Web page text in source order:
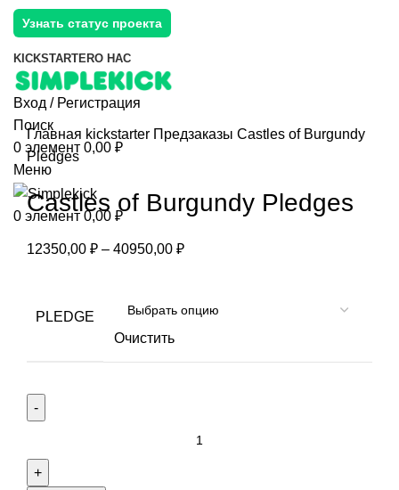
Узнать статус проекта
KICKSTARTERО НАС
Вход / Регистрация
Поиск
0 элемент 0,00 ₽
Меню
0 элемент 0,00 ₽
Главная kickstarter Предзаказы Castles of Burgundy
Pledges
Castles of Burgundy Pledges
12350,00 ₽ – 40950,00 ₽
PLEDGE
Очистить
Castles